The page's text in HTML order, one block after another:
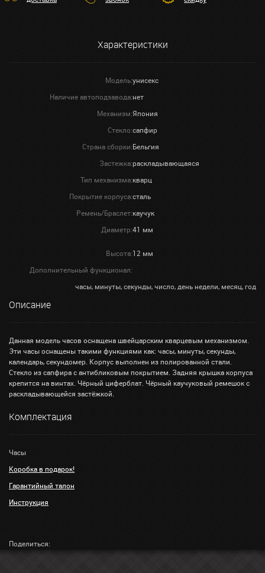
Характеристики
Модель:унисекс
Наличие автоподзавода:нет
Механизм:Япония
Стекло:сапфир
Страна сборки:Бельгия
Застежка:раскладывающаяся
Тип механизма:кварц
Покрытие корпуса:сталь
Ремень/Браслет:каучук
Диаметр:41 мм
Высота:12 мм
Дополнительный функционал:
часы, минуты, секунды, число, день недели, месяц, год
Описание
Данная модель часов оснащена швейцарским кварцевым механизмом.
Эти часы оснащены такими функциями как: часы, минуты, секунды,
календарь, секундомер. Корпус выполнен из полированной стали.
Стекло из сапфира с антибликовым покрытием. Задняя крышка корпуса
крепится на винтах. Чёрный циферблат. Чёрный каучуковый ремешок с
раскладывающейся застёжкой.
Комплектация
Часы
Коробка в подарок!
Гарантийный талон
Инструкция
Поделиться: